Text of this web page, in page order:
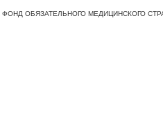
ФОНД ОБЯЗАТЕЛЬНОГО МЕДИЦИНСКОГО